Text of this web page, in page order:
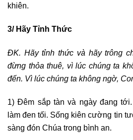
khiên.
3/ Hãy Tỉnh Thức
ĐK. Hãy tỉnh thức và hãy trông
đừng thỏa thuê, vì lúc chúng ta
đến. Vì lúc chúng ta không ngờ,
1) Đêm sắp tàn và ngày đang
làm đen tối. Sống kiên cường tin
sàng đón Chúa trong bình an.